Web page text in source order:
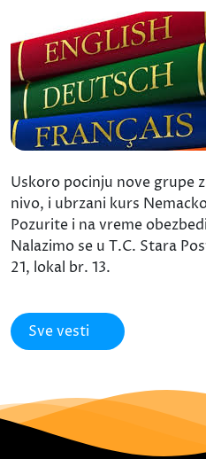
Uskoro pocinju nove grupe
nivo, i ubrzani kurs
Pozurite i na vreme
Nalazimo se u T.C. Stara
21, lokal br. 13.
Sve vesti